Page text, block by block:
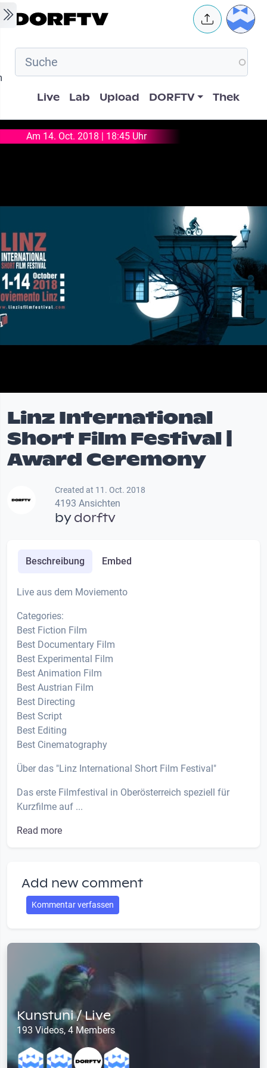
Skip to main content User
Hauptnavigation
Live Lab Upload DORFTV Thek
Am 14. Oct. 2018 | 18:45 Uhr
Linz International
Short Film Festival |
Award Ceremony
Created at 11. Oct. 2018
4193 Ansichten
bydorftv
Beschreibung Embed
Live aus dem Moviemento
Categories:
Best Fiction Film
Best Documentary Film
Best Experimental Film
Best Animation Film
Best Austrian Film
Best Directing
Best Script
Best Editing
Best Cinematography
Über das "Linz International Short Film Festival"
Das erste Filmfestival in Oberösterreich speziell für
Kurzfilme auf ...
Read more
Add new comment
Kommentar verfassen
Kunstuni / Live
193 Videos, 4 Members